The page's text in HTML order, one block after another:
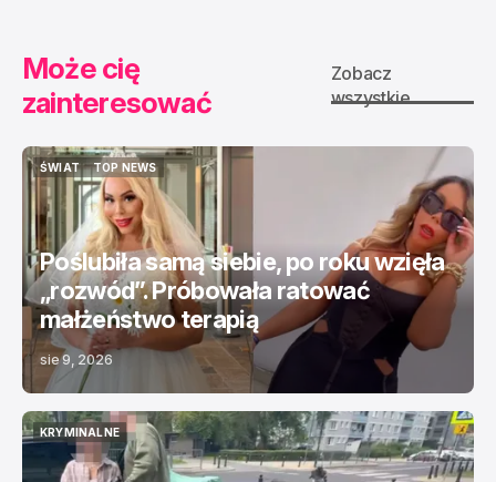
Może cię
zainteresować
Zobacz
wszystkie
ŚWIAT
ŚWIAT
TOP NEWS
TOP NEWS
Poślubiła samą siebie, po roku wzięła
„rozwód”. Próbowała ratować
małżeństwo terapią
sie 9, 2026
KRYMINALNE
KRYMINALNE